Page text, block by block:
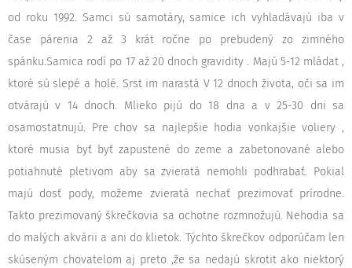
od roku 1992. Samci sú samotáry, samice ich vyhladávajú iba v
čase párenia 2 až 3 krát ročne po prebudený zo zimného
spánku.Samica rodí po 17 až 20 dnoch gravidity . Majú 5-12 mládat ,
ktoré sú slepé a holé. Srst im narastá V 12 dnoch života, oči sa im
otvárajú v 14 dnoch. Mlieko pijú do 18 dna a v 25-30 dni sa
osamostatnujú. Pre chov sa najlepšie hodia vonkajšie voliery ,
ktoré musia byť byť zapustené do zeme a zabetonované alebo
potiahnuté pletivom aby sa zvieratá nemohli podhrabať. Pokial
majú dosť pody, možeme zvieratá nechať prezimovať prírodne.
Takto prezimovaný škrečkovia sa ochotne rozmnožujú. Nehodia sa
do malých akvárii a ani do klietok. Týchto škrečkov odporúčam len
skúseným chovatelom aj preto ,že sa nedajú skrotit ako niektorý